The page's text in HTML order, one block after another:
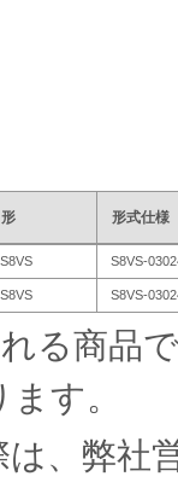
形 形式仕様
S8VS S8VS-
S8VS S8VS-
る商品
す。
、弊社